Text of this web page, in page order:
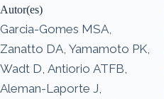
Autor(es)
Garcia-Gomes MSA,
Zanatto DA, Yamamoto PK,
Wadt D, Antiorio ATFB,
Aleman-Laporte J,